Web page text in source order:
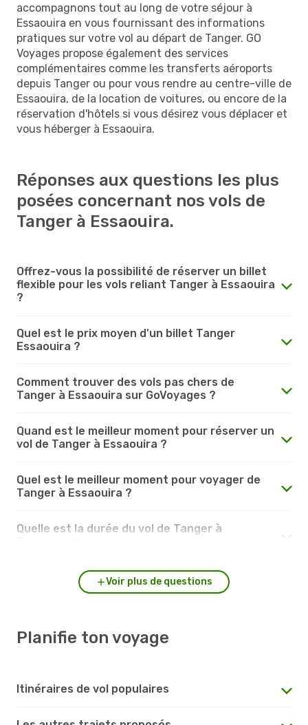
accompagnons tout au long de votre séjour à
Essaouira en vous fournissant des informations
pratiques sur votre vol au départ de Tanger. GO
Voyages propose également des services
complémentaires comme les transferts aéroports
depuis Tanger ou pour vous rendre au centre-ville de
Essaouira, de la location de voitures, ou encore de la
réservation d'hôtels si vous désirez vous déplacer et
vous héberger à Essaouira.
Réponses aux questions les plus
posées concernant nos vols de
Tanger à Essaouira.
Offrez-vous la possibilité de réserver un billet
flexible pour les vols reliant Tanger à Essaouira
?
Quel est le prix moyen d'un billet Tanger
Essaouira ?
Comment trouver des vols pas chers de
Tanger à Essaouira sur GoVoyages ?
Quand est le meilleur moment pour réserver un
vol de Tanger à Essaouira ?
Quel est le meilleur moment pour voyager de
Tanger à Essaouira ?
Quelle est la durée du vol de Tanger à
Voir plus de questions
Planifie ton voyage
Itinéraires de vol populaires